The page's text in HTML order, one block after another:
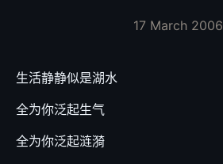
17 March 2006
生活静静似是湖水
全为你泛起生气
全为你泛起涟漪